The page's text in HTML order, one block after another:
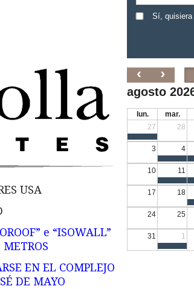
USA
e “ISOWALL”
EN EL COMPLEJO
DE MAYO
Sí, quisiera
agosto
lun. mar.
27
28
3 4
10 11
17 18
24 25
31 1